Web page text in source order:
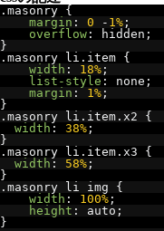
. masonry {
margin : 0 - 1% ;
overflow : hidden ;
}
. masonry li . item {
width : 18% ;
list-style : none ;
margin : 1% ;
}
. masonry li . item . x2 {
width : 38% ;
}
. masonry li . item . x3 {
width : 58% ;
}
. masonry li img {
width : 100% ;
height : auto ;
}